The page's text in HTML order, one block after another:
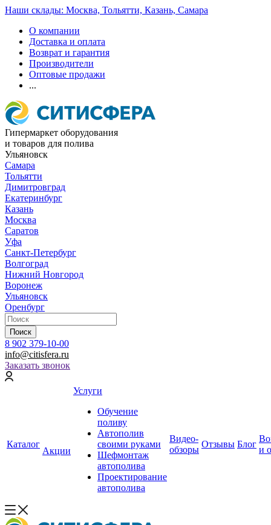
Наши склады: Москва, Тольятти, Казань, Самара
О компании
Доставка и оплата
Возврат и гарантия
Производители
Оптовые продажи
...
Гипермаркет оборудования
и товаров для полива
Ульяновск
Самара
Тольятти
Димитровград
Екатеринбург
Казань
Москва
Саратов
Уфа
Санкт-Петербург
Волгоград
Нижний Новгород
Воронеж
Ульяновск
Оренбург
Поиск
8 902 379-10-00
info@citisfera.ru
Заказать звонок
Каталог
Акции
Услуги
Обучение
поливу
Автополив
своими руками
Шефмонтаж
автополива
Проектирование
автополива
Видео-
обзоры
Отзывы Блог
и